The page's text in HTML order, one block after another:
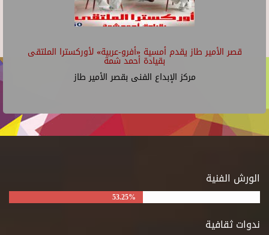
قصر الأمير طاز يقدم أمسية «أفرو-عربية» لأوركسترا الملتقى
بقيادة أحمد شمة
مركز الإبداع الفنى بقصر الأمير طاز
الورش الفنية
53.25%
ندوات ثقافية